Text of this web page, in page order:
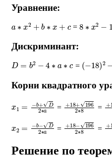
Уравнение:
2 b ∗ = 8 2 18
Дискриминант:
D= 2− a = (− 18)2
Корни квадратного
+ D2∗ = + 18 +196 8
= +
b−D2∗ = +18−196 ∗8
= +
Решение по